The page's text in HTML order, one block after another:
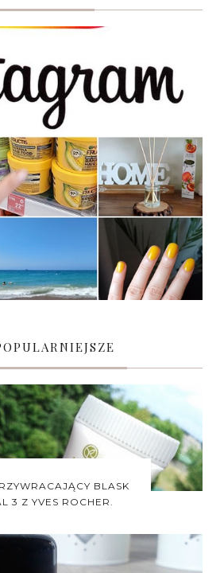
BLASK
3 Z YVES ROCHER.